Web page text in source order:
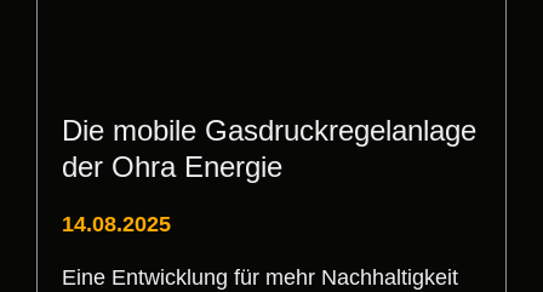
Die mobile Gasdruckregelanlage
der Ohra Energie
14.08.2025
Eine Entwicklung für mehr Nachhaltigkeit